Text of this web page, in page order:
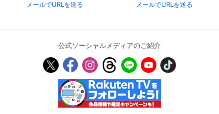
会員情報
メールでURLを送る メールでURLを送る
公式ソーシャルメディアのご紹介